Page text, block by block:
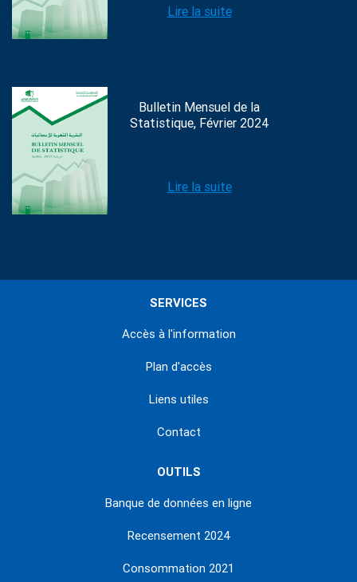
Lire la suite
Bulletin Mensuel de la
Statistique, Février 2024
Lire la suite
SERVICES
Accès à l'information
Plan d'accès
Liens utiles
Contact
OUTILS
Banque de données en ligne
Recensement 2024
Consommation 2021